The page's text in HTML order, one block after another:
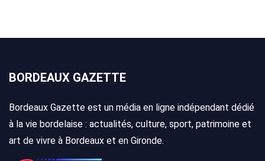
BORDEAUX GAZETTE
Bordeaux Gazette est un média en ligne indépendant dédié
à la vie bordelaise : actualités, culture, sport, patrimoine et
art de vivre à Bordeaux et en Gironde.